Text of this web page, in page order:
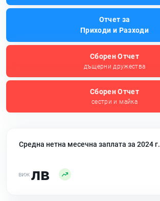
Отчет за
Приходи и Разходи
Сборен Отчет
дъщерни дружества
Сборен Отчет
сестри и майка
Средна нетна месечна заплата за 2024 г.
лв